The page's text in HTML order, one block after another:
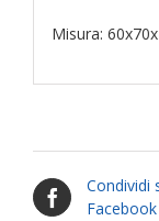
Misura:
Condividi
Facebook